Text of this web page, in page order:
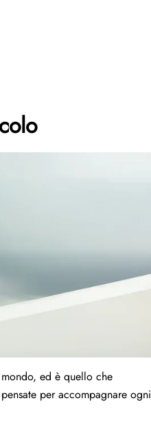
ed è quello che
per accompagnare ogni